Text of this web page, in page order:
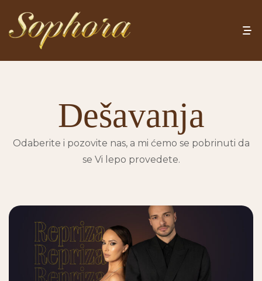
Dešavanja
Odaberite i pozovite nas, a mi ćemo se pobrinuti da
se Vi lepo provedete.